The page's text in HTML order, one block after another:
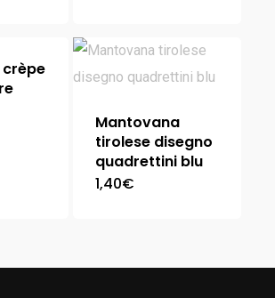
crèpe
Mantovana
tirolese disegno
quadrettini blu
1,40€